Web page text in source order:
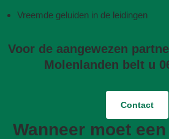
Vreemde geluiden in de leidingen
Voor de aangewezen
Molenlanden belt u
Contact
Wanneer moet